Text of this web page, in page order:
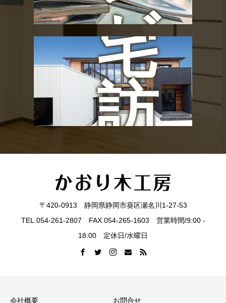
ゼ
ン
ト
宅
訪
問
見
〒420-0913 静岡県静岡市葵区瀬名川1-27-53
TEL.054-261-2807 FAX.054-265-1603 営業時間/9:00 -
18:00 定休日/水曜日
会社概要 お問合せ